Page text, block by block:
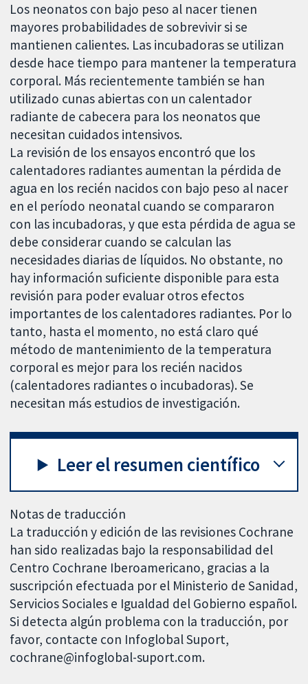
Los neonatos con bajo peso al nacer tienen
mayores probabilidades de sobrevivir si se
mantienen calientes. Las incubadoras se utilizan
desde hace tiempo para mantener la temperatura
corporal. Más recientemente también se han
utilizado cunas abiertas con un calentador
radiante de cabecera para los neonatos que
necesitan cuidados intensivos.
La revisión de los ensayos encontró que los
calentadores radiantes aumentan la pérdida de
agua en los recién nacidos con bajo peso al nacer
en el período neonatal cuando se compararon
con las incubadoras, y que esta pérdida de agua se
debe considerar cuando se calculan las
necesidades diarias de líquidos. No obstante, no
hay información suficiente disponible para esta
revisión para poder evaluar otros efectos
importantes de los calentadores radiantes. Por lo
tanto, hasta el momento, no está claro qué
método de mantenimiento de la temperatura
corporal es mejor para los recién nacidos
(calentadores radiantes o incubadoras). Se
necesitan más estudios de investigación.
Leer el resumen científico
Notas de traducción
La traducción y edición de las revisiones Cochrane
han sido realizadas bajo la responsabilidad del
Centro Cochrane Iberoamericano, gracias a la
suscripción efectuada por el Ministerio de Sanidad,
Servicios Sociales e Igualdad del Gobierno español.
Si detecta algún problema con la traducción, por
favor, contacte con Infoglobal Suport,
cochrane@infoglobal-suport.com.